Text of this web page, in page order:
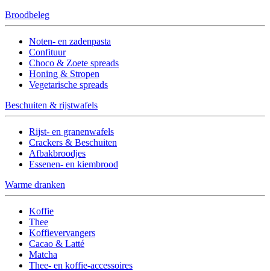
Broodbeleg
Noten- en zadenpasta
Confituur
Choco & Zoete spreads
Honing & Stropen
Vegetarische spreads
Beschuiten & rijstwafels
Rijst- en granenwafels
Crackers & Beschuiten
Afbakbroodjes
Essenen- en kiembrood
Warme dranken
Koffie
Thee
Koffievervangers
Cacao & Latté
Matcha
Thee- en koffie-accessoires